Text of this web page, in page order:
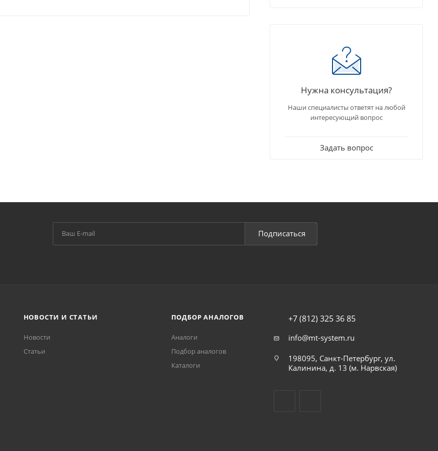
Нужна консультация?
Наши специалисты ответят на любой
интересующий вопрос
Задать вопрос
Подписаться
НОВОСТИ И СТАТЬИ
Новости
Статьи
ПОДБОР АНАЛОГОВ
Аналоги
Подбор аналогов
Каталоги
+7 (812) 325 36 85
info@mt-system.ru
198095, Санкт-Петербург, ул.
Калинина, д. 13 (м. Нарвская)